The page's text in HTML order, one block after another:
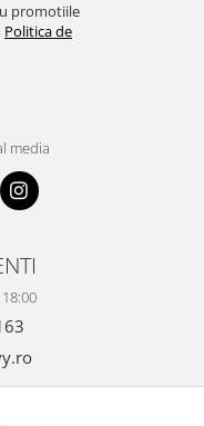
promotiile
Politica de
media